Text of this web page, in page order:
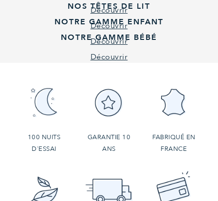
Découvrir
NOS TÊTES DE LIT
Découvrir
NOTRE GAMME ENFANT
Découvrir
NOTRE GAMME BÉBÉ
Découvrir
100 NUITS
D'ESSAI
GARANTIE 10
ANS
FABRIQUÉ EN
FRANCE